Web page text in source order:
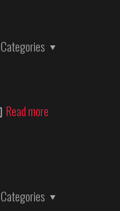
Categories
Read more
Categories